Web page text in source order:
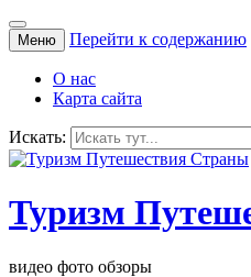
Меню Перейти к содержанию
О нас
Карта сайта
Искать:
Туризм
видео фото обзоры